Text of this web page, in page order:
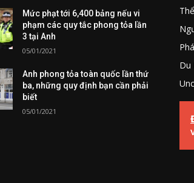
Mức phạt tới 6,400 bảng nếu vi
phạm các quy tắc phong tỏa lần
3 tại Anh
05/01/2021
Anh phong tỏa toàn quốc lần thứ
ba, những quy định bạn cần phải
biết
05/01/2021
Du